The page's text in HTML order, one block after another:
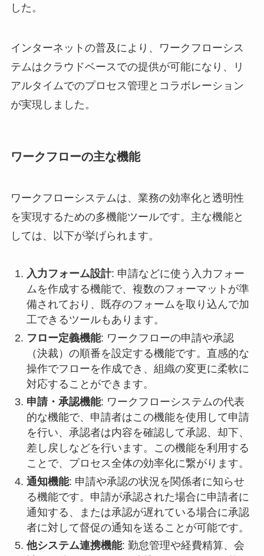
した。
インターネットの普及により、ワークフローシス
テムはクラウドベースでの提供が可能になり、リ
アルタイムでのプロセス管理とコラボレーション
が実現しました。
ワークフローの主な機能
ワークフローシステムは、業務の効率化と透明性
を実現するための多機能ツールです。主な機能と
しては、以下が挙げられます。
入力フォーム設計: 申請などに使う入力フォー
ムを作成する機能で、複数のフォーマットが準
備されており、既存のフォームを取り込んで加
工できるツールもあります。
フロー定義機能: ワークフローの申請や承認
（決裁）の順番を設定する機能です。直感的な
操作でフローを作成でき、組織の変更に柔軟に
対応することができます。
申請・承認機能: ワークフローシステムの代表
的な機能で、申請者はこの機能を使用して申請
を行い、承認者は内容を確認して承認、却下、
差し戻しなどを行います。この機能を利用する
ことで、プロセス全体の効率化に繋がります。
通知機能: 申請や承認の状況を関係者に知らせ
る機能です。申請が承認された場合に申請者に
通知する、または承認が遅れている場合に承認
者に対して督促の通知を送ることが可能です。
他システム連携機能: 勤怠管理や経費精算、会